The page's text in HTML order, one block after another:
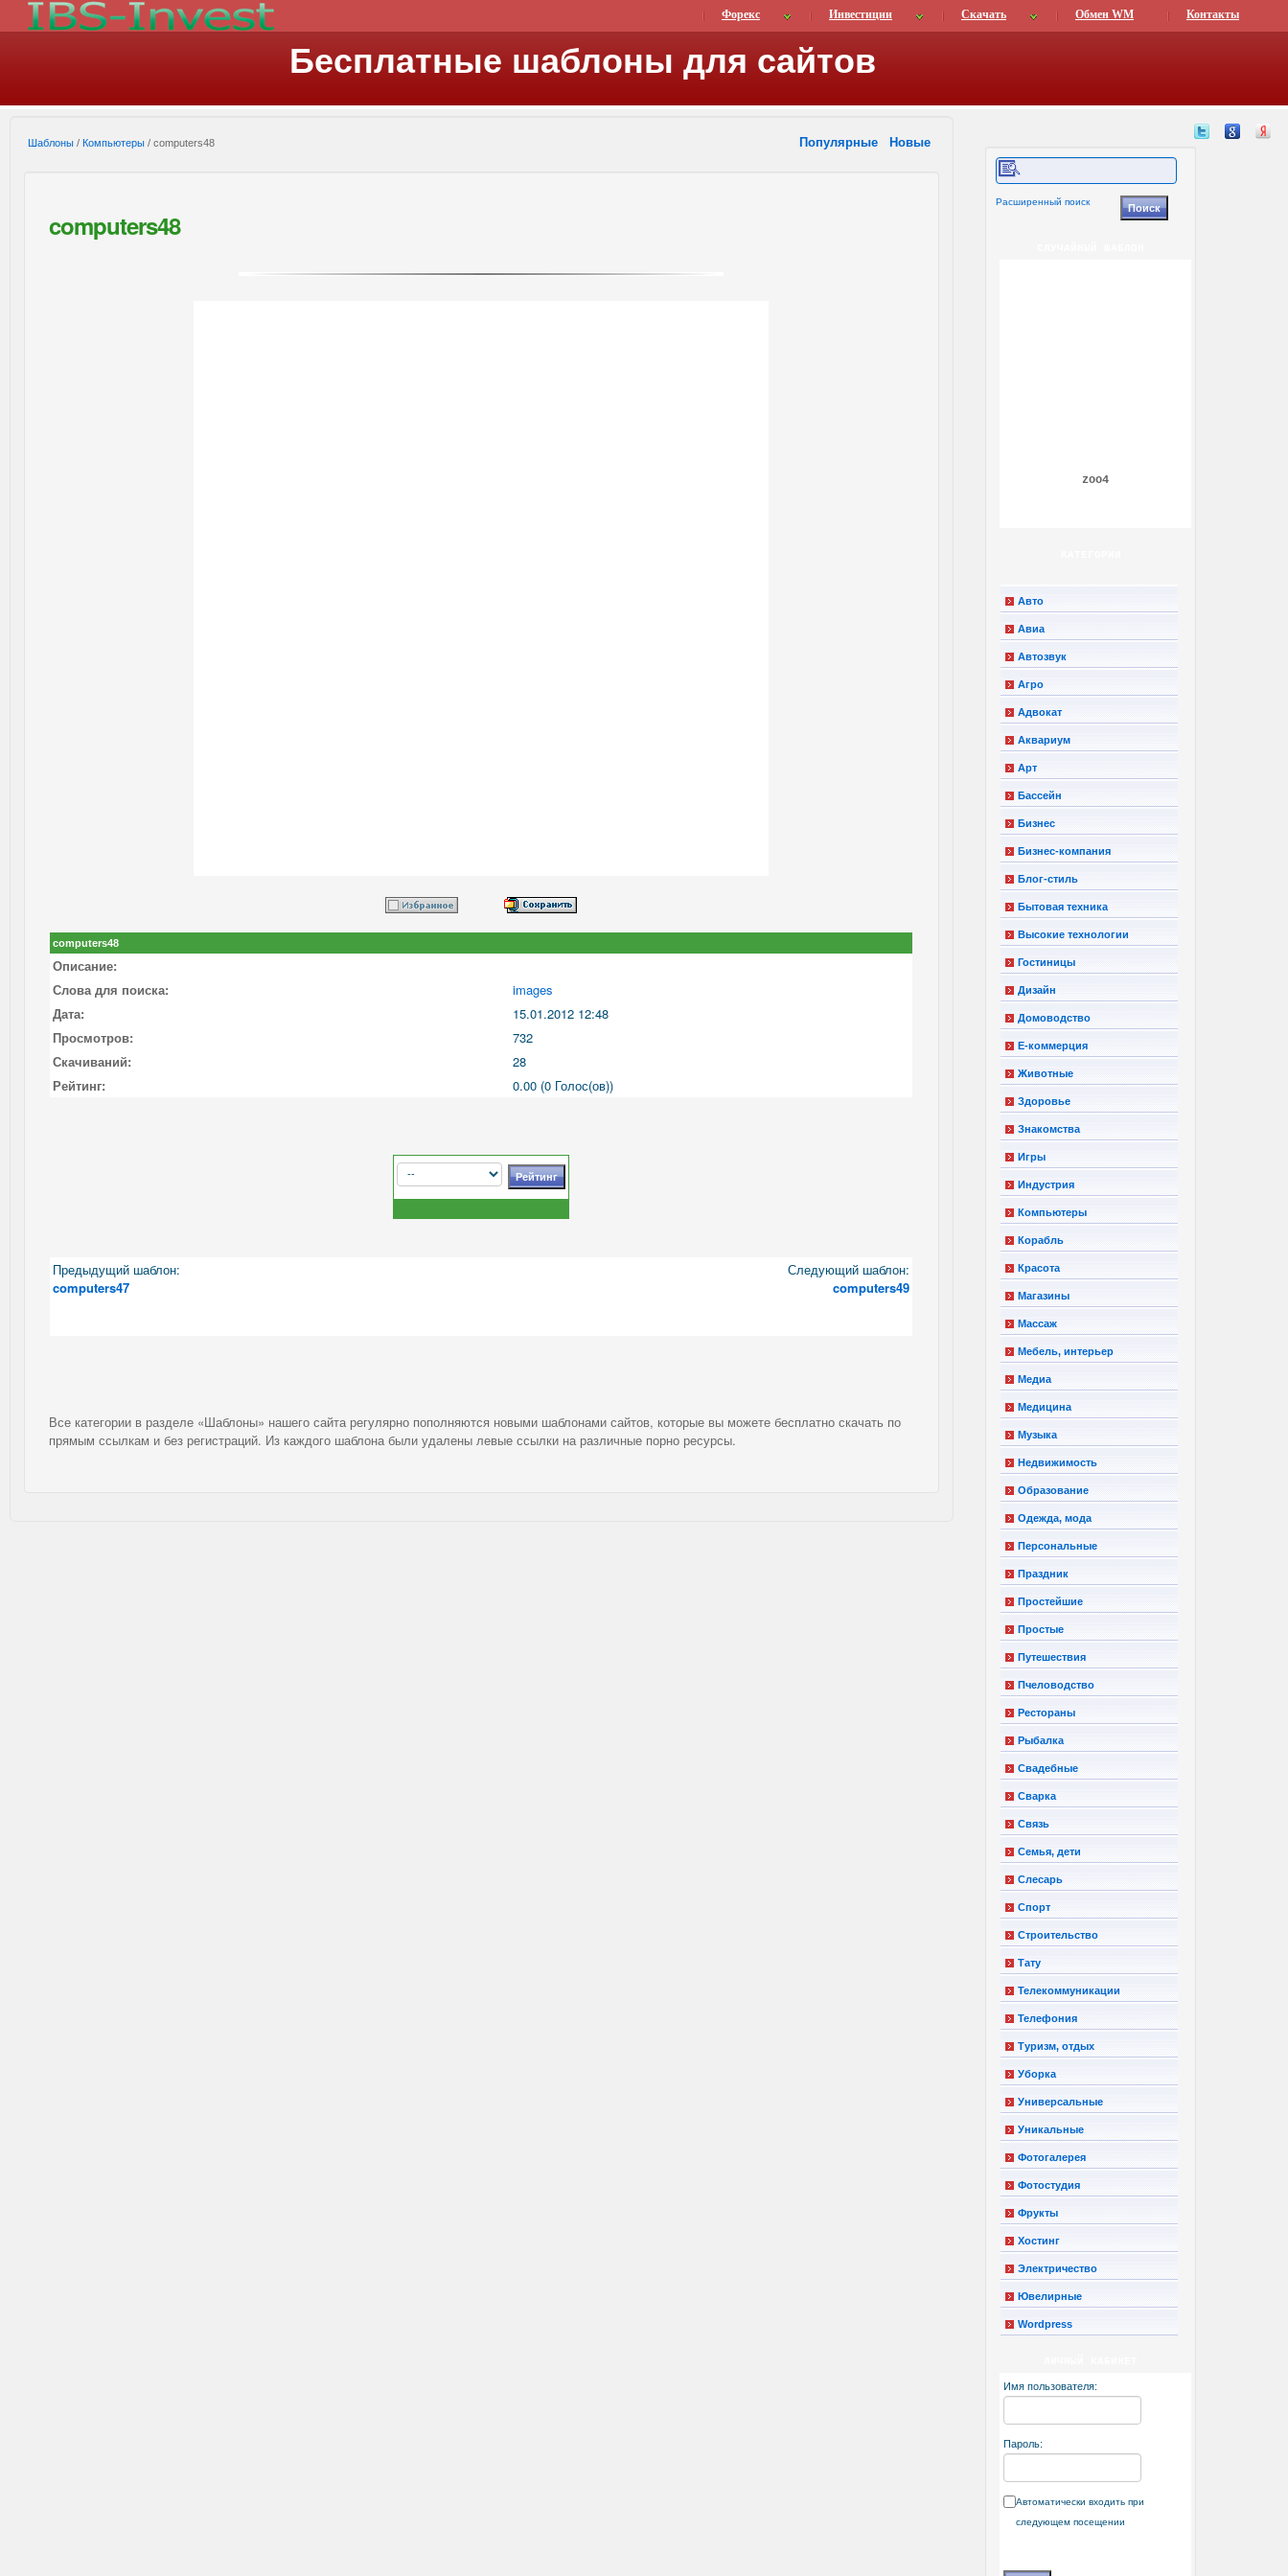
Форекс Инвестиции Скачать Обмен WM Контакты
Бесплатные шаблоны для сайтов
Шаблоны / Компьютеры / computers48 Популярные Новые
computers48
computers48
Описание:
Слова для поиска:
images
Дата:
15.01.2012 12:48
Просмотров:
732
Скачиваний:
28
Рейтинг:
0.00 (0 Голос(ов))
Предыдущий шаблон:
computers47
Следующий шаблон:
computers49
Все категории в разделе «Шаблоны» нашего сайта регулярно пополняются новыми шаблонами сайтов, которые вы можете бесплатно скачать по
прямым ссылкам и без регистраций. Из каждого шаблона были удалены левые ссылки на различные порно ресурсы.
Расширенный поиск
zoo4
Авто
Авиа
Автозвук
Агро
Адвокат
Аквариум
Арт
Бассейн
Бизнес
Бизнес-компания
Блог-стиль
Бытовая техника
Высокие технологии
Гостиницы
Дизайн
Домоводство
Е-коммерция
Животные
Здоровье
Знакомства
Игры
Индустрия
Компьютеры
Корабль
Красота
Магазины
Массаж
Мебель, интерьер
Медиа
Медицина
Музыка
Недвижимость
Образование
Одежда, мода
Персональные
Праздник
Простейшие
Простые
Путешествия
Пчеловодство
Рестораны
Рыбалка
Свадебные
Сварка
Связь
Семья, дети
Слесарь
Спорт
Строительство
Тату
Телекоммуникации
Телефония
Туризм, отдых
Уборка
Универсальные
Уникальные
Фотогалерея
Фотостудия
Фрукты
Хостинг
Электричество
Ювелирные
Wordpress
Имя пользователя:
Пароль:
Автоматически входить при
следующем посещении